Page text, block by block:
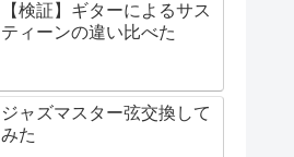
【検証】ギターによるサス
ティーンの違い比べた
ジャズマスター弦交換して
みた